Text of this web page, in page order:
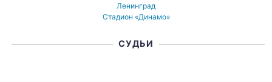
Ленинград
Стадион «Динамо»
СУДЬИ